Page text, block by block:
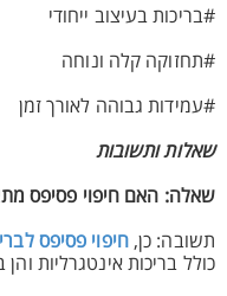
#בריכות בעיצוב ייחודי
#תחזוקה קלה ונוחה
#עמידות גבוהה לאורך זמן
שאלות ותשובות
שאלה: האם חיפוי פסיפס
תשובה: כן,חיפוי פסיפס
כולל בריכות אינטגרליות